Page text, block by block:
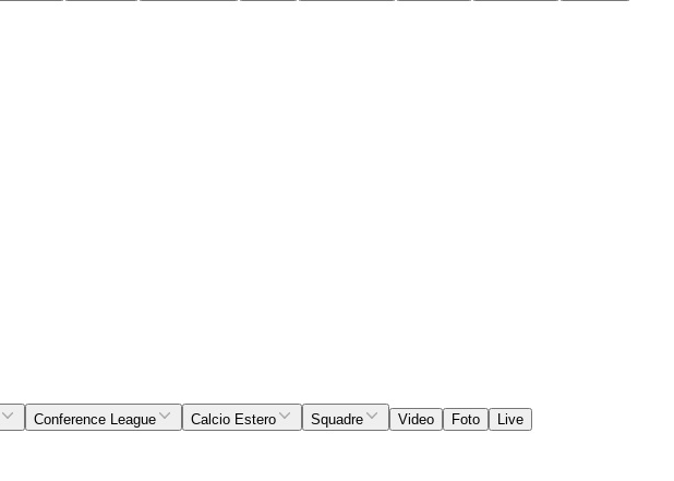
Conference League Calcio Estero Squadre Video Foto
Live